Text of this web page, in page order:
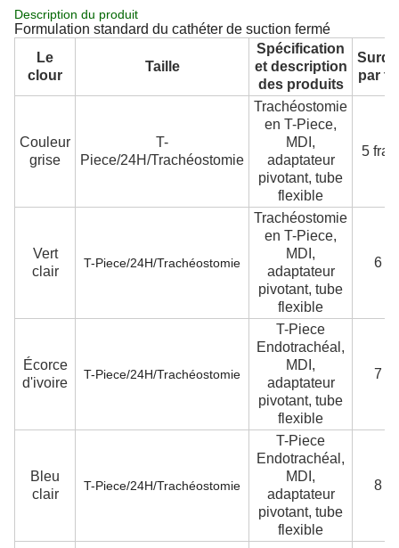
Description du produit
Formulation standard du cathéter de suction fermé
Le
clour
Taille
Spécification
et description
des produits
par
Couleur
grise
T-
Piece/24H/Trachéostomie
Trachéostomie
en T-Piece,
MDI,
adaptateur
pivotant, tube
flexible
5
Vert
clair
T-Piece/24H/Trachéostomie
Trachéostomie
en T-Piece,
MDI,
adaptateur
pivotant, tube
flexible
6 Fr
Écorce
d'ivoire
T-Piece/24H/Trachéostomie
T-Piece
Endotrachéal,
MDI,
adaptateur
pivotant, tube
flexible
7 Fr
Bleu
clair
T-Piece/24H/Trachéostomie
T-Piece
Endotrachéal,
MDI,
adaptateur
pivotant, tube
flexible
8 Fr